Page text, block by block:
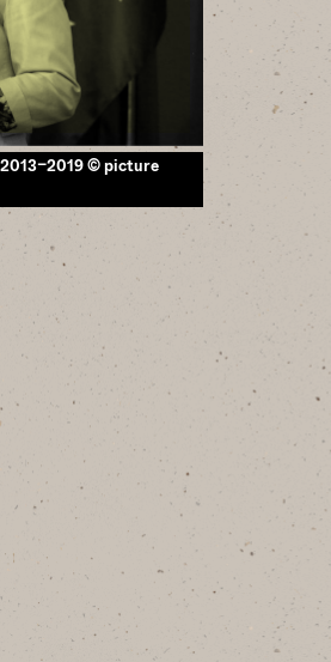
© picture